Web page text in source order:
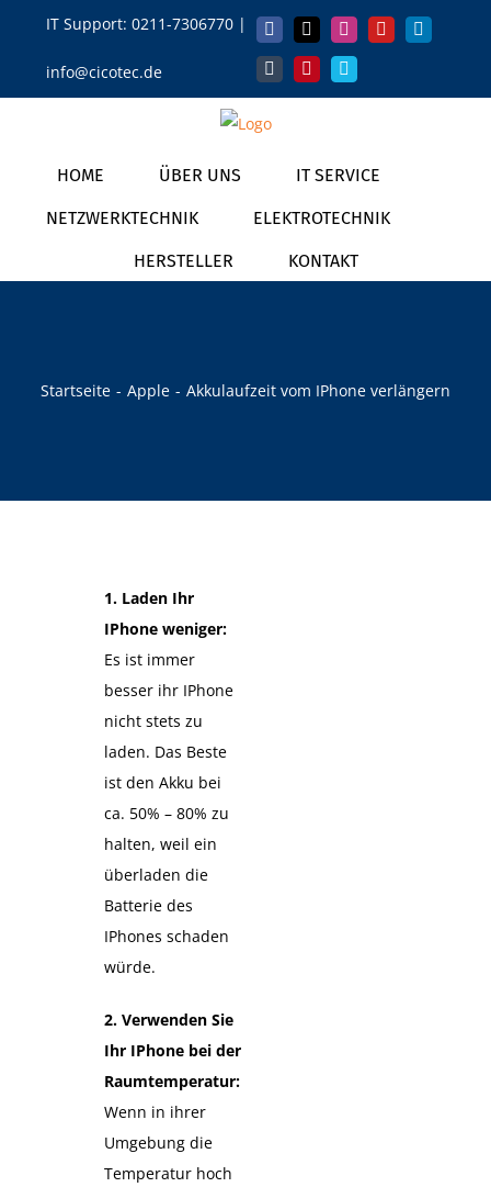
springen
IT Support: 0211-7306770|
info@cicotec.de
Facebook
X InstagramYouTubeLinkedIn
TumblrPinterestVimeo
HOME ÜBER UNS IT SERVICE
NETZWERKTECHNIK ELEKTROTECHNIK
HERSTELLER KONTAKT
Startseite Apple Akkulaufzeit vom IPhone verlängern
1. Laden Ihr
IPhone weniger:
Es ist immer
besser ihr IPhone
nicht stets zu
laden. Das Beste
ist den Akku bei
ca. 50% – 80% zu
halten, weil ein
überladen die
Batterie des
IPhones schaden
würde.
2. Verwenden Sie
Ihr IPhone bei der
Raumtemperatur:
Wenn in ihrer
Umgebung die
Temperatur hoch